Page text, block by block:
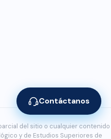
Contáctanos
del sitio o cualquier contenido
y de Estudios Superiores de